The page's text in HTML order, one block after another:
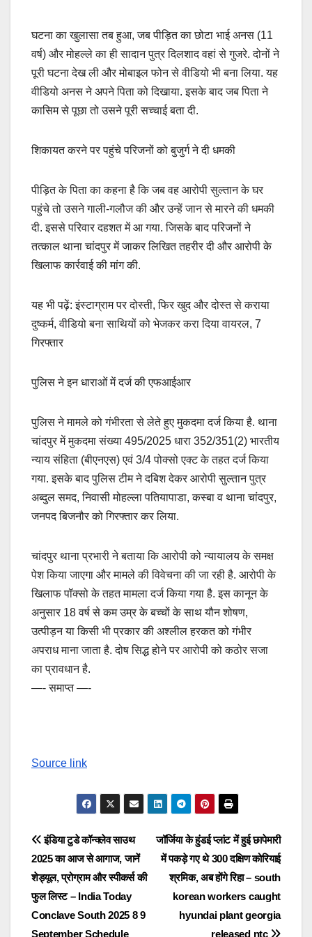
घटना का खुलासा तब हुआ, जब पीड़ित का छोटा भाई अनस (11
वर्ष) और मोहल्ले का ही सादान पुत्र दिलशाद वहां से गुजरे. दोनों ने
पूरी घटना देख ली और मोबाइल फोन से वीडियो भी बना लिया. यह
वीडियो अनस ने अपने पिता को दिखाया. इसके बाद जब पिता ने
कासिम से पूछा तो उसने पूरी सच्चाई बता दी.
शिकायत करने पर पहुंचे परिजनों को बुजुर्ग ने दी धमकी
पीड़ित के पिता का कहना है कि जब वह आरोपी सुल्तान के घर
पहुंचे तो उसने गाली-गलौज की और उन्हें जान से मारने की धमकी
दी. इससे परिवार दहशत में आ गया. जिसके बाद परिजनों ने
तत्काल थाना चांदपुर में जाकर लिखित तहरीर दी और आरोपी के
खिलाफ कार्रवाई की मांग की.
यह भी पढ़ें: इंस्टाग्राम पर दोस्ती, फिर खुद और दोस्त से कराया
दुष्कर्म, वीडियो बना साथियों को भेजकर करा दिया वायरल, 7
गिरफ्तार
पुलिस ने इन धाराओं में दर्ज की एफआईआर
पुलिस ने मामले को गंभीरता से लेते हुए मुकदमा दर्ज किया है. थाना
चांदपुर में मुकदमा संख्या 495/2025 धारा 352/351(2) भारतीय
न्याय संहिता (बीएनएस) एवं 3/4 पोक्सो एक्ट के तहत दर्ज किया
गया. इसके बाद पुलिस टीम ने दबिश देकर आरोपी सुल्तान पुत्र
अब्दुल समद, निवासी मोहल्ला पतियापाडा, कस्बा व थाना चांदपुर,
जनपद बिजनौर को गिरफ्तार कर लिया.
चांदपुर थाना प्रभारी ने बताया कि आरोपी को न्यायालय के समक्ष
पेश किया जाएगा और मामले की विवेचना की जा रही है. आरोपी के
खिलाफ पॉक्सो के तहत मामला दर्ज किया गया है. इस कानून के
अनुसार 18 वर्ष से कम उम्र के बच्चों के साथ यौन शोषण,
उत्पीड़न या किसी भी प्रकार की अश्लील हरकत को गंभीर
अपराध माना जाता है. दोष सिद्ध होने पर आरोपी को कठोर सजा
का प्रावधान है.
—- समाप्त —-
Source link
Post
navigation
जॉर्जिया के हुंडई प्लांट में हुई छापेमारी
में पकड़े गए थे 300 दक्षिण कोरियाई
श्रमिक, अब होंगे रिहा – south
korean workers caught
hyundai plant georgia
released ntc
इंडिया टुडे कॉन्क्लेव साउथ
2025 का आज से आगाज, जानें
शेड्यूल, प्रोग्राम और स्पीकर्स की
फुल लिस्ट – India Today
Conclave South 2025 8 9
September Schedule